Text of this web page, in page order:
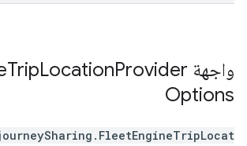
واجهة TripLocationProvider
Options
. FleetEngineTripLocat